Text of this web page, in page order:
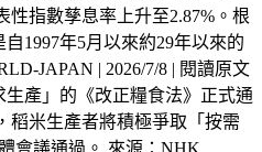
性指數孳息率上升至2.87%。根
1997年5月以來約29年以來的
JAPAN | 2026/7/8 | 閱讀原文
產」的《改正糧食法》正式通
稻米生產者將積極爭取「按需
會議通過。 來源：NHK